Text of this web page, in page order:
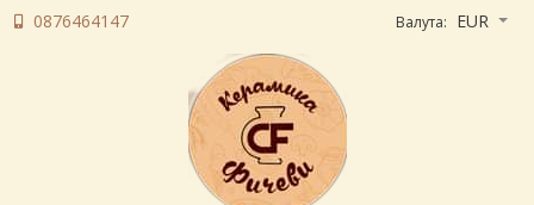
0876464147 Валута: EUR